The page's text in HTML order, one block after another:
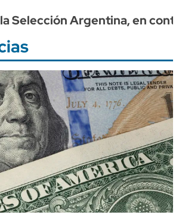
Selección Argentina, en